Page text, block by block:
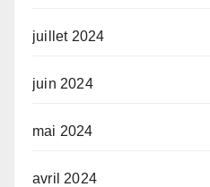
juillet 2024
juin 2024
mai 2024
avril 2024